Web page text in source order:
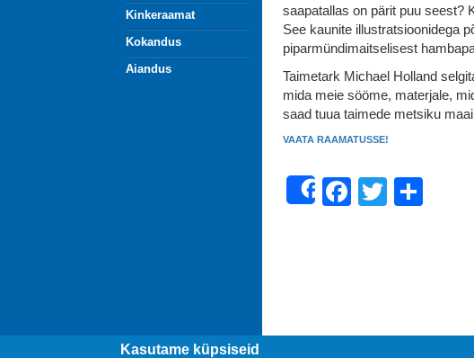
Kinkeraamat
Kokandus
Aiandus
saapatallas on pärit puu seest?
See kaunite illustratsioonidega
piparmündimaitselisest
Taimetark Michael Holland
mida meie sööme, materjale,
saad tuua taimede metsiku
VAATA RAAMATUSSE!
ShareFacebook
Twitter
Kasutame küpsiseid